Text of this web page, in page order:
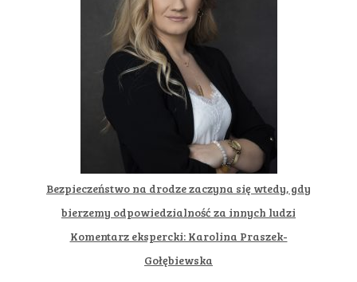
Bezpieczeństwo na drodze zaczyna się wtedy, gdy
bierzemy odpowiedzialność za innych ludzi
Komentarz ekspercki: Karolina Praszek-
Gołębiewska